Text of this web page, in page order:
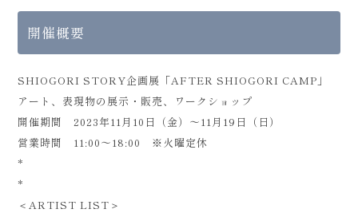
開催概要
SHIOGORI STORY企画展「AFTER SHIOGORI CAMP」
アート、表現物の展示・販売、ワークショップ
開催期間 2023年11月10日（金）～11月19日（日）
営業時間 11:00〜18:00 ※火曜定休
*
*
＜ARTIST LIST＞